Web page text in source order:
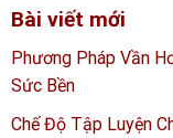
Bài viết mới
Phương Pháp Vần
Sức Bền
Chế Độ Tập Luyện